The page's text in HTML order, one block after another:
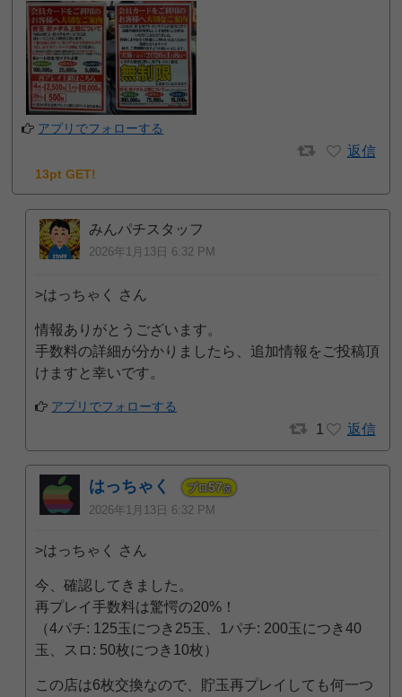
アプリでフォローする
返信
13pt GET!
みんパチスタッフ
2026年1月13日 6:32 PM
>はっちゃく さん
情報ありがとうございます。
手数料の詳細が分かりましたら、追加情報をご投稿頂
けますと幸いです。
アプリでフォローする
1 返信
はっちゃく プロ57位
2026年1月13日 6:32 PM
>はっちゃく さん
今、確認してきました。
再プレイ手数料は驚愕の20%！
（4パチ: 125玉につき25玉、1パチ: 200玉につき40
玉、スロ: 50枚につき10枚）
この店は6枚交換なので、貯玉再プレイしても何一つ